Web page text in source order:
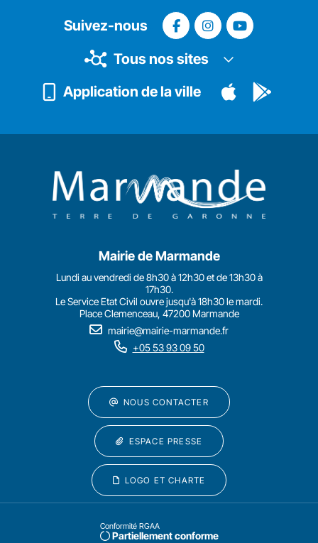
Suivez-nous
Tous nos sites
Application de la ville
Mairie de Marmande
Lundi au vendredi de 8h30 à 12h30 et de 13h30 à
17h30.
Le Service Etat Civil ouvre jusqu'à 18h30 le mardi.
Place Clemenceau, 47200 Marmande
mairie@mairie-marmande.fr
+05 53 93 09 50
NOUS CONTACTER
ESPACE PRESSE
LOGO ET CHARTE
Conformité RGAA
Partiellement conforme